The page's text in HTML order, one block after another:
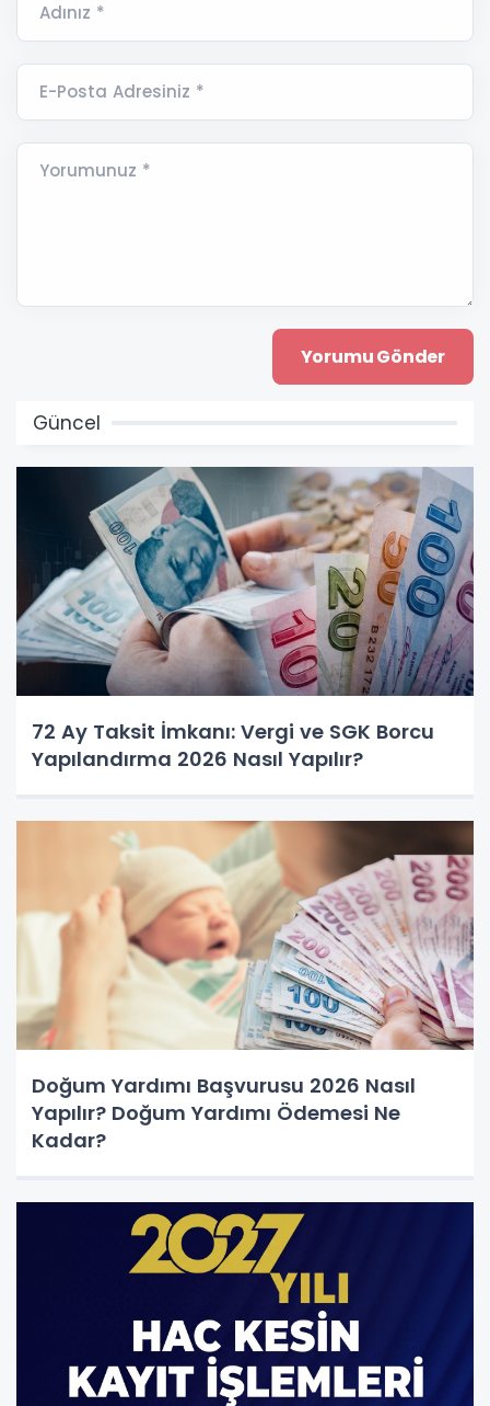
Adınız *
E-Posta Adresiniz *
Yorumunuz *
Güncel
72 Ay Taksit İmkanı: Vergi ve SGK Borcu
Yapılandırma 2026 Nasıl Yapılır?
Doğum Yardımı Başvurusu 2026 Nasıl
Yapılır? Doğum Yardımı Ödemesi Ne
Kadar?